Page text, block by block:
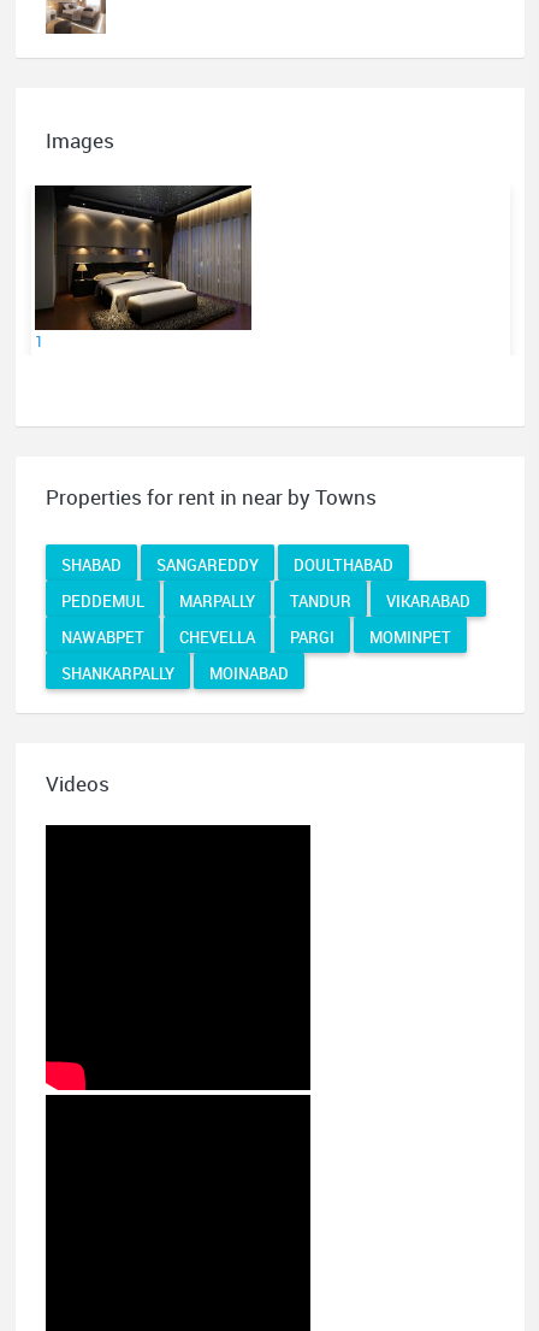
Images
1
Properties for rent in near by Towns
SHABAD SANGAREDDY
DOULTHABAD
PEDDEMUL
MARPALLY TANDUR
VIKARABAD
NAWABPET
CHEVELLA PARGI
MOMINPET
SHANKARPALLY
MOINABAD
Videos